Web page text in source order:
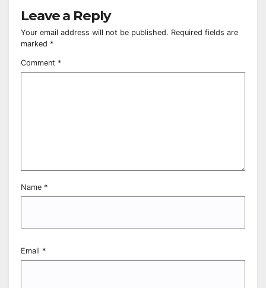
Leave a Reply
Your email address will not be published. Required fields are
marked *
Comment *
Name *
Email *